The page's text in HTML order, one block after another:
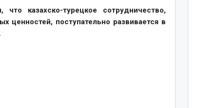
казахско-турецкое сотрудничество,
ценностей, поступательно развивается в